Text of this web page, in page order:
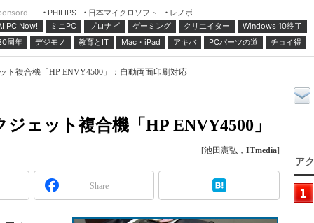
｜ PHILIPS 日本マイクロソフト
レノボ
PC Now!
ミニPC プロナビ ゲーミング クリエイター
Windows 10終了
周年
デジモノ 教育とIT Mac・iPad アキバ PCパーツの道 チョイ得
ト複合機「HP ENVY4500」：自動両面印刷対応
ェット複合機「HP ENVY4500」
[池田憲弘， ITmedia]
Share
ア